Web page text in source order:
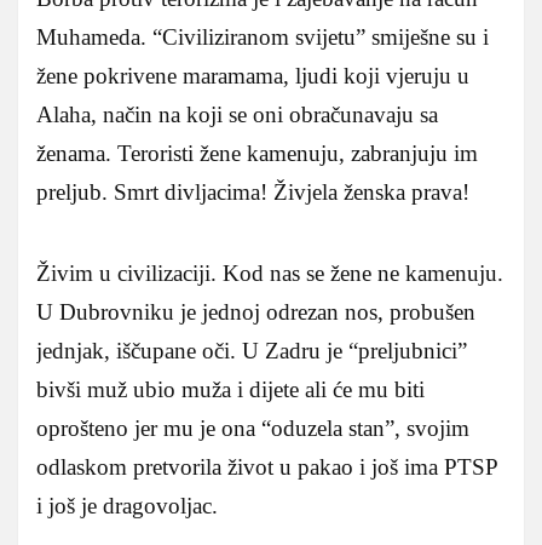
Muhameda. “Civiliziranom svijetu” smiješne su i
žene pokrivene maramama, ljudi koji vjeruju u
Alaha, način na koji se oni obračunavaju sa
ženama. Teroristi žene kamenuju, zabranjuju im
preljub. Smrt divljacima! Živjela ženska prava!
Živim u civilizaciji. Kod nas se žene ne kamenuju.
U Dubrovniku je jednoj odrezan nos, probušen
jednjak, iščupane oči. U Zadru je “preljubnici”
bivši muž ubio muža i dijete ali će mu biti
oprošteno jer mu je ona “oduzela stan”, svojim
odlaskom pretvorila život u pakao i još ima PTSP
i još je dragovoljac.